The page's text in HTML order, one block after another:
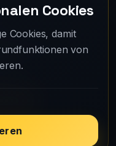
your account
Cookies
Cookies, damit
von